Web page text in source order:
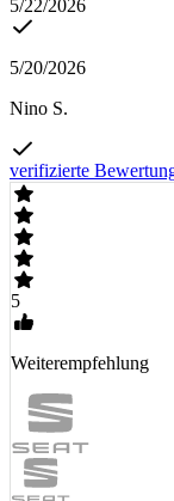
5/22/2026
5/20/2026
Nino S.
verifizierte
5
Weiterempfehlung